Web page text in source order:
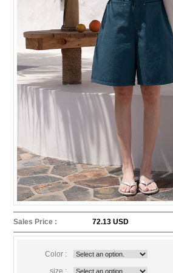
Sales Price : 72.13 USD
Color :
size :